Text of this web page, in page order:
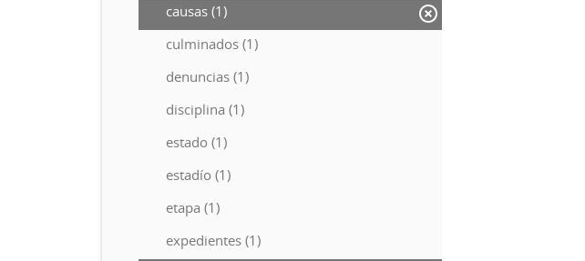
causas (1)
culminados (1)
denuncias (1)
disciplina (1)
estado (1)
estadío (1)
etapa (1)
expedientes (1)